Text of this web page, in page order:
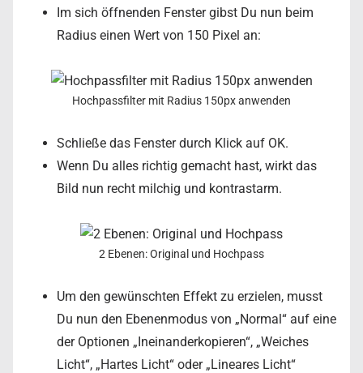
Im sich öffnenden Fenster gibst Du nun beim
Radius einen Wert von 150 Pixel an:
Hochpassfilter mit Radius 150px anwenden
Schließe das Fenster durch Klick auf OK.
Wenn Du alles richtig gemacht hast, wirkt das
Bild nun recht milchig und kontrastarm.
2 Ebenen: Original und Hochpass
Um den gewünschten Effekt zu erzielen, musst
Du nun den Ebenenmodus von „Normal“ auf eine
der Optionen „Ineinanderkopieren“, „Weiches
Licht“, „Hartes Licht“ oder „Lineares Licht“